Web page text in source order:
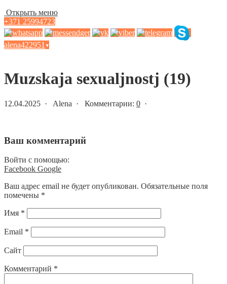
Открыть меню
+371 25994723
alena422951 ▾
Muzskaja sexualjnostj (19)
12.04.2025 · Alena · Комментарии: 0 ·
Ваш комментарий
Войти с помощью:
Facebook Google
Ваш адрес email не будет опубликован. Обязательные поля
помечены *
Имя *
Email *
Сайт
Комментарий *